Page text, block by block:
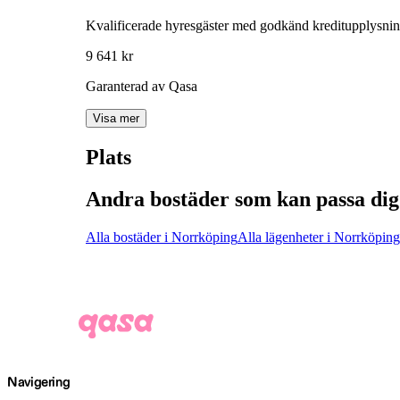
Kvalificerade hyresgäster med godkänd
9 641 kr
Garanterad av Qasa
Visa mer
Plats
Andra bostäder som kan passa dig
Alla bostäder i NorrköpingAlla lägenheter i Norrköping
Navigering